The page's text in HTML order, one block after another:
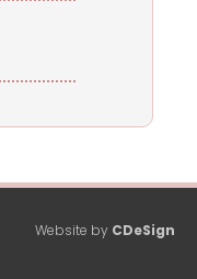
Website by CDeSign